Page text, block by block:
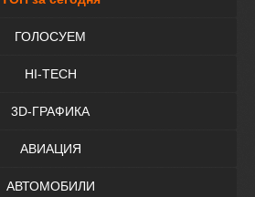
ГОЛОСУЕМ
HI-TECH
3D-ГРАФИКА
АВИАЦИЯ
АВТОМОБИЛИ